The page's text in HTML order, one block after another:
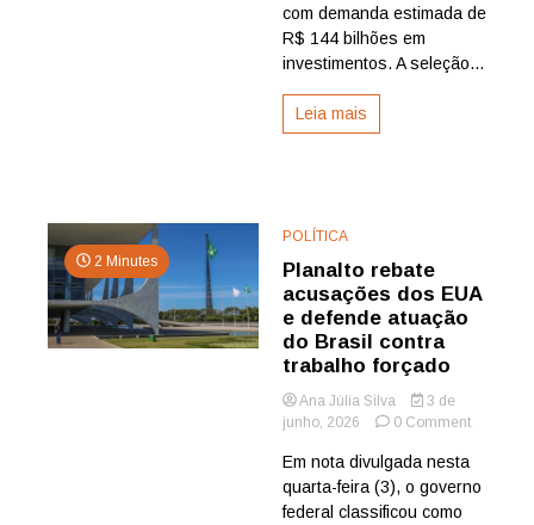
para
com demanda estimada de
R$ 144 bilhões em
investimentos. A seleção...
Leia mais
2 Minutes
POLÍTICA
Planalto rebate
acusações dos EUA
e defende atuação
do Brasil contra
trabalho forçado
Ana Júlia Silva
3 de
junho, 2026
0 Commenton
rebate
Em nota divulgada nesta
quarta-feira (3), o governo
federal classificou como